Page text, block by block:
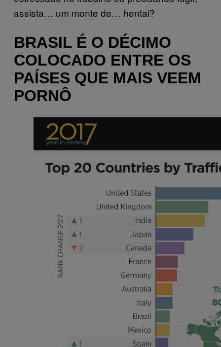
assista… um monte de… hentai?
BRASIL É O DÉCIMO
COLOCADO ENTRE OS
PAÍSES QUE MAIS VEEM
PORNÔ